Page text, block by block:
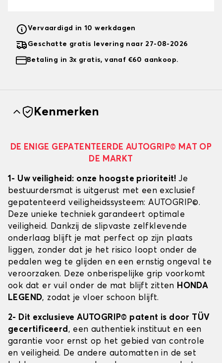
Vervaardigd in 10 werkdagen
Geschatte gratis levering naar 27-08-2026
Betaling in 3x gratis, vanaf €60 aankoop.
Kenmerken
DE ENIGE GEPATENTEERDE AUTOGRIP© MAT OP
DE MARKT
1- Uw veiligheid: onze hoogste prioriteit!Je
bestuurdersmat is uitgerust met een exclusief
gepatenteerd veiligheidssysteem: AUTOGRIP©.
Deze unieke techniek garandeert optimale
veiligheid. Dankzij de slipvaste zelfklevende
onderlaag blijft je mat perfect op zijn plaats
liggen, zonder dat je het risico loopt onder de
pedalen weg te glijden en een ernstig ongeval te
veroorzaken. Deze onberispelijke grip voorkomt
ook dat er vuil onder de mat blijft zitten HONDA
LEGEND, zodat je vloer schoon blijft.
2- Dit exclusieve AUTOGRIP© patent is door TÜV
gecertificeerd, een authentiek instituut en een
garantie voor ernst op het gebied van controle
en veiligheid. De andere automatten in de set